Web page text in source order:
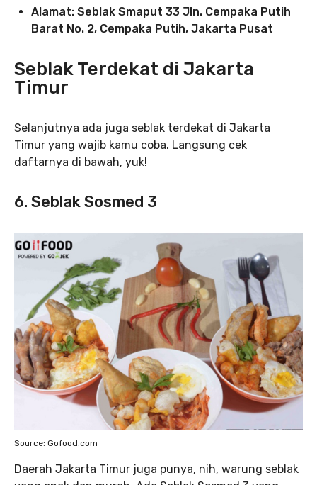
Alamat: Seblak Smaput 33 Jln. Cempaka Putih
Barat No. 2, Cempaka Putih, Jakarta Pusat
Seblak Terdekat di Jakarta
Timur
Selanjutnya ada juga seblak terdekat di Jakarta
Timur yang wajib kamu coba. Langsung cek
daftarnya di bawah, yuk!
6. Seblak Sosmed 3
Source: Gofood.com
Daerah Jakarta Timur juga punya, nih, warung seblak